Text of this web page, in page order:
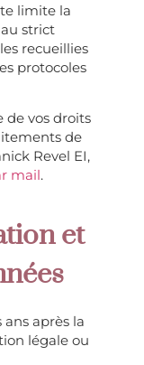
limite la
strict
recueillies
protocoles
de vos droits
de
Revel EI,
mail.
et
après la
légale ou